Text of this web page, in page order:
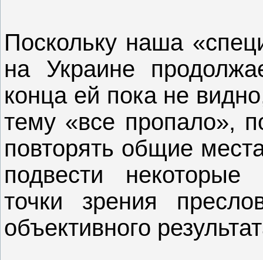
Поскольку наша
на Украине
конца ей пока не
тему «все пропало»,
повторять общие
подвести
точки зрения
объективного